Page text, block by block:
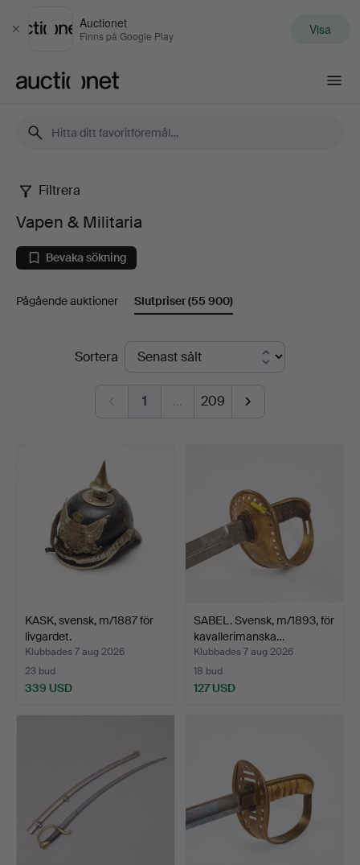
Stäng
Auctionet
Finns på Google Play Visa
Vapen
Militaria
Filtrera
Vapen & Militaria
Bevaka sökning
Pågående auktioner Slutpriser(55 900)
SlutpriserSortera
1 … 209
KASK, svensk, m/1887 för
livgardet.
Klubbades 7 aug 2026
23 bud
339 USD
SABEL. Svensk, m/1893, för
kavallerimanska…
Klubbades 7 aug 2026
18 bud
127 USD